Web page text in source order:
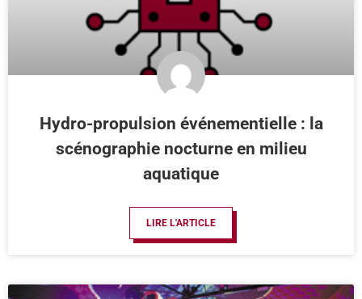
Hydro-propulsion événementielle : la
scénographie nocturne en milieu
aquatique
LIRE L'ARTICLE